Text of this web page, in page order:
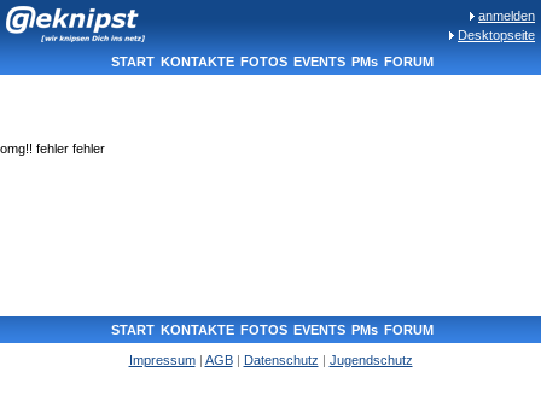
anmelden
Desktopseite
START KONTAKTE FOTOS EVENTS PMs FORUM
omg!! fehler fehler
START KONTAKTE FOTOS EVENTS PMs FORUM
Impressum| AGB| Datenschutz | Jugendschutz